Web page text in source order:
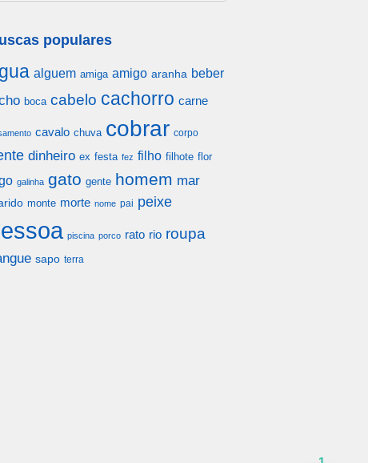
populares
alguem amiga amigo aranha beber
boca cabelo cachorro carne
cavalo chuva cobrar corpo
dinheiro ex festa fez filho filhote flor
galinha gato gente homem mar
monte morte nome pai peixe
piscina porco rato rio roupa
sapo terra